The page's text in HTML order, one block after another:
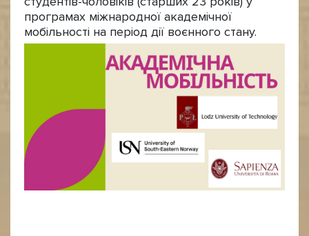
програмах міжнародної академічної
мобільності на період дії воєнного стану.